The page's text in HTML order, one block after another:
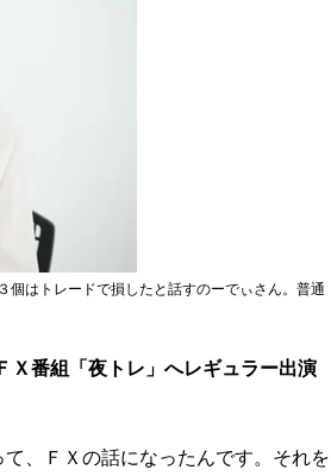
個はトレードで損したと話すのーでぃさん。普通
Ｘ番組「夜トレ」へレギュラー出演
、ＦＸの話になったんです。それを